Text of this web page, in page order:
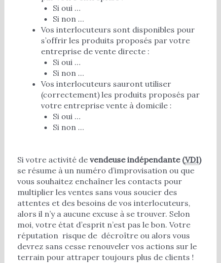
Si oui …
Si non …
Vos interlocuteurs sont disponibles pour
s’offrir les produits proposés par votre
entreprise de vente directe :
Si oui …
Si non …
Vos interlocuteurs sauront utiliser
(correctement) les produits proposés par
votre entreprise vente à domicile :
Si oui …
Si non …
Si votre activité de vendeuse indépendante (VDI)
se résume à un numéro d’improvisation ou que
vous souhaitez enchaîner les contacts pour
multiplier les ventes sans vous soucier des
attentes et des besoins de vos interlocuteurs,
alors il n’y a aucune excuse à se trouver. Selon
moi, votre état d’esprit n’est pas le bon. Votre
réputation risque de décroître ou alors vous
devrez sans cesse renouveler vos actions sur le
terrain pour attraper toujours plus de clients !